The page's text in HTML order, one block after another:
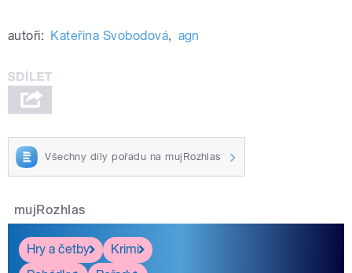
autoři: Kateřina Svobodová, agn
Všechny díly pořadu na mujRozhlas
mujRozhlas
Hry a četby
Krimi